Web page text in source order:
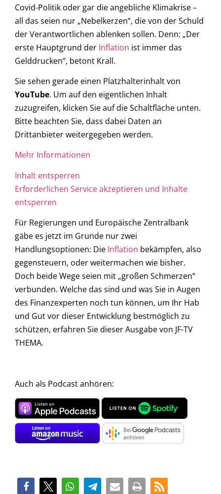
Covid-Politik oder gar die angebliche Klimakrise –
all das seien nur „Nebelkerzen“, die von der Schuld
der Verantwortlichen ablenken sollen. Denn: „Der
erste Hauptgrund der Inflation ist immer das
Gelddrucken“, betont Krall.
Sie sehen gerade einen Platzhalterinhalt von
YouTube. Um auf den eigentlichen Inhalt
zuzugreifen, klicken Sie auf die Schaltfläche unten.
Bitte beachten Sie, dass dabei Daten an
Drittanbieter weitergegeben werden.
Mehr Informationen
Inhalt entsperren
Erforderlichen Service akzeptieren und Inhalte
entsperren
Für Regierungen und Europäische Zentralbank
gäbe es jetzt im Grunde nur zwei
Handlungsoptionen: Die Inflation bekämpfen, also
gegensteuern, oder weitermachen wie bisher.
Doch beide Wege seien mit „großen Schmerzen“
verbunden. Welche das sind und was Sie in Augen
des Finanzexperten noch tun können, um Ihr Hab
und Gut vor dieser Entwicklung bestmöglich zu
schützen, erfahren Sie dieser Ausgabe von JF-TV
THEMA.
Auch als Podcast anhören: